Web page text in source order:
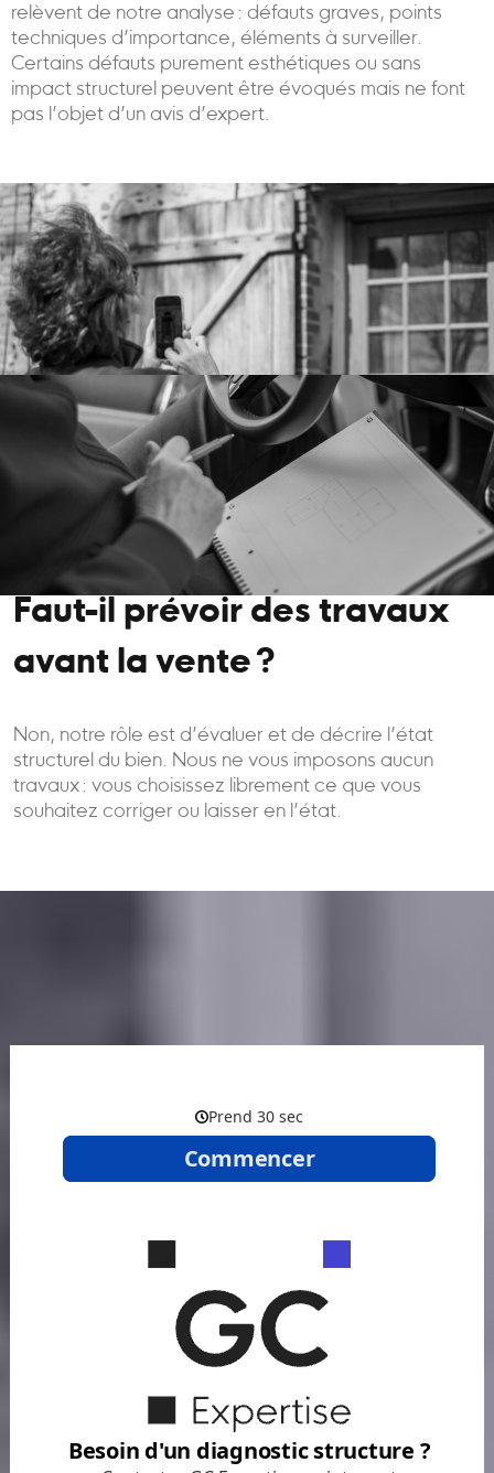
relèvent de notre analyse : défauts graves, points
techniques d’importance, éléments à surveiller.
Certains défauts purement esthétiques ou sans
impact structurel peuvent être évoqués mais ne font
pas l’objet d’un avis d’expert.
Faut-il prévoir des travaux
avant la vente ?
Non, notre rôle est d’évaluer et de décrire l’état
structurel du bien. Nous ne vous imposons aucun
travaux : vous choisissez librement ce que vous
souhaitez corriger ou laisser en l’état.